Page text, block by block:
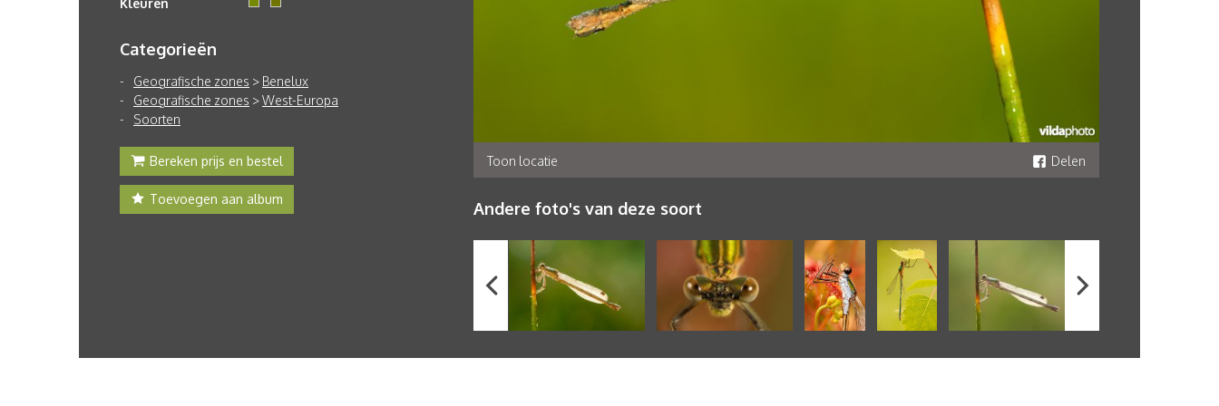
Kleuren
Categorieën
Geografische zones > Benelux
Geografische zones >West-Europa
Soorten
Bereken prijs en bestel
Toevoegen aan album
Toon locatie Delen
Andere foto's van deze soort